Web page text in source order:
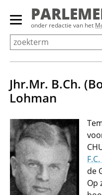
Overslaan
Primair
menu
tonen/verbergen
onder redactie van het
Jhr.Mr. B.Ch.
Lohman
de
Op